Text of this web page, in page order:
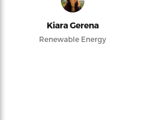
Kiara Gerena
Renewable Energy